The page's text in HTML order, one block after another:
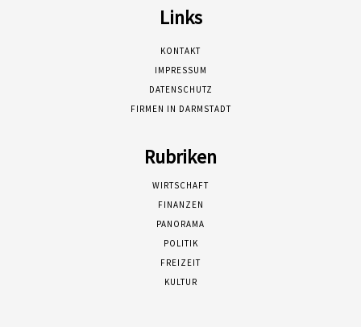
Links
KONTAKT
IMPRESSUM
DATENSCHUTZ
FIRMEN IN DARMSTADT
Rubriken
WIRTSCHAFT
FINANZEN
PANORAMA
POLITIK
FREIZEIT
KULTUR